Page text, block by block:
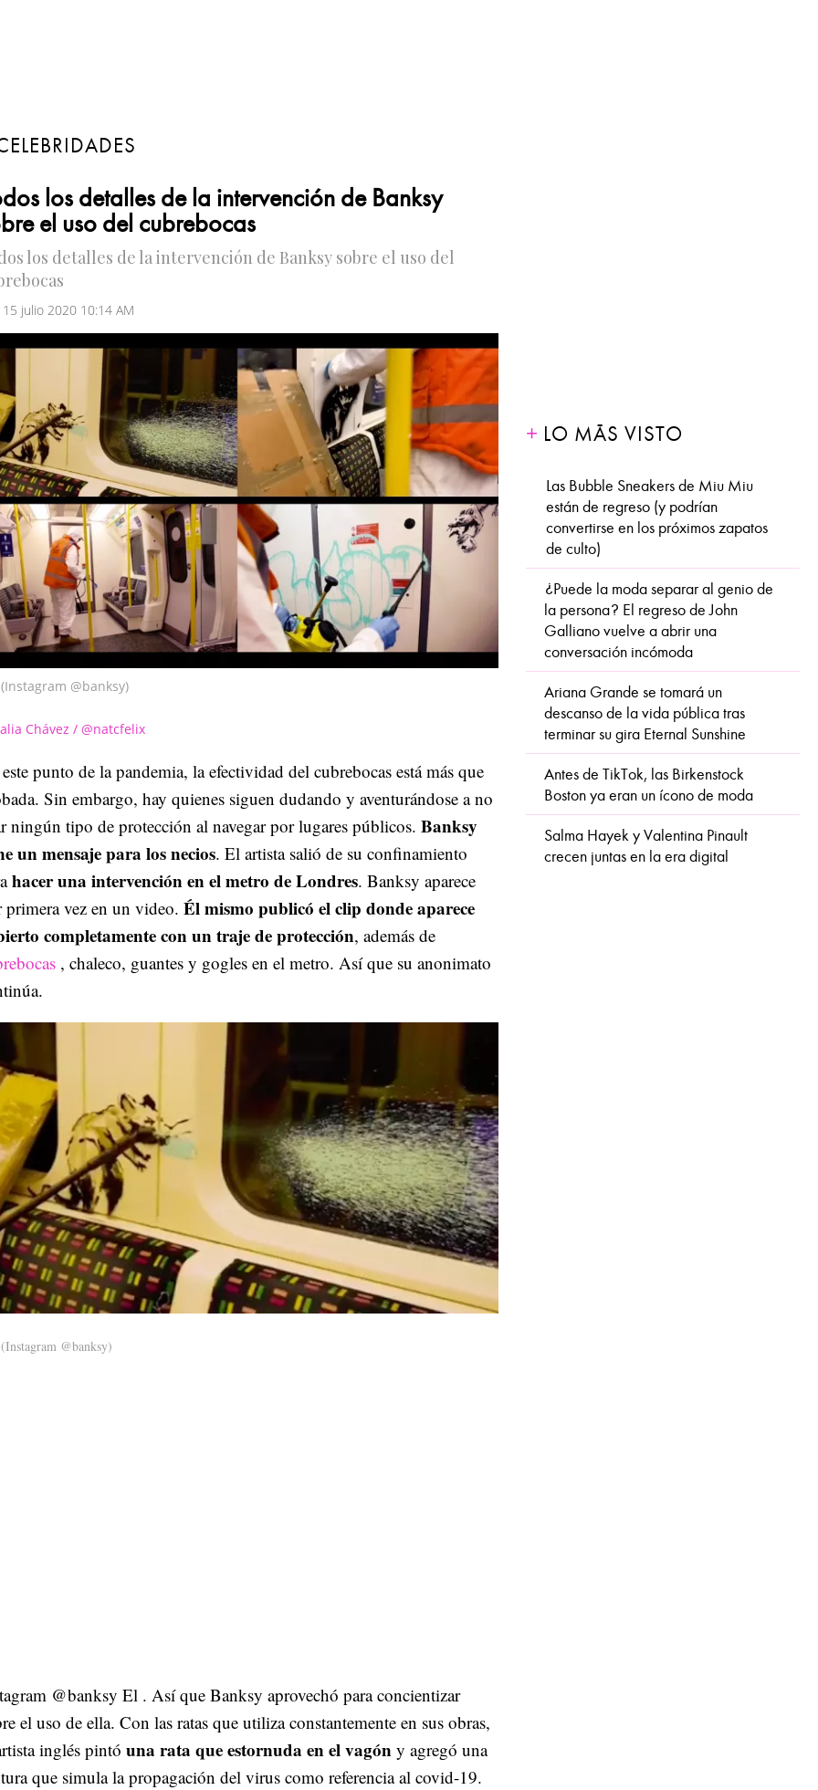
los detalles de la intervención de Banksy
el uso del cubrebocas
los detalles de la intervención de Banksy sobre el uso del
julio 2020 10:14 AM
(Instagram @banksy)
Chávez / @natcfelix
punto de la pandemia, la efectividad del cubrebocas está más que
Sin embargo, hay quienes siguen dudando y aventurándose a no
ningún tipo de protección al navegar por lugares públicos. Banksy
un mensaje para los necios. El artista salió de su confinamiento
hacer una intervención en el metro de Londres. Banksy aparece
primera vez en un video. Él mismo publicó el clip donde aparece
completamente con un traje de protección, además de
, chaleco, guantes y gogles en el metro. Así que su anonimato
(Instagram @banksy)
@banksy El . Así que Banksy aprovechó para concientizar
el uso de ella. Con las ratas que utiliza constantemente en sus obras,
inglés pintó una rata que estornuda en el vagón y agregó una
que simula la propagación del virus como referencia al covid-19.
LO MÁS VISTO
Las Bubble Sneakers de Miu Miu
están de regreso (y podrían
convertirse en los próximos zapatos
de culto)
¿Puede la moda separar al genio de
la persona? El regreso de John
Galliano vuelve a abrir una
conversación incómoda
Ariana Grande se tomará un
descanso de la vida pública tras
terminar su gira Eternal Sunshine
Antes de TikTok, las Birkenstock
Boston ya eran un ícono de moda
Salma Hayek y Valentina Pinault
crecen juntas en la era digital